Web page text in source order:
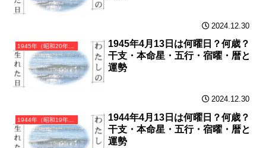
2024.12.30
1945年（昭和20年）乙酉（きのととり）・酉年（とり年）カレンダー（月曜はじまり）
1945年4月13日は何曜日？何歳？
干支・本命星・五行・宿曜・暦と
運勢
2024.12.30
1944年（昭和19年）甲申（きのえさる）・申年（さる年）カレンダー（月曜はじまり）
1944年4月13日は何曜日？何歳？
干支・本命星・五行・宿曜・暦と
運勢